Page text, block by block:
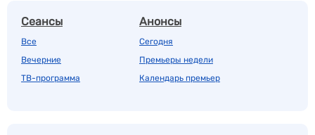
Сеансы
Все
Вечерние
ТВ-программа
Анонсы
Сегодня
Премьеры недели
Календарь премьер